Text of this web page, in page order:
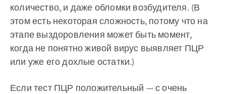
количество, и даже обломки возбудителя. (В
этом есть некоторая сложность, потому что на
этапе выздоровления может быть момент,
когда не понятно живой вирус выявляет ПЦР
или уже его дохлые остатки.)
Если тест ПЦР положительный — с очень